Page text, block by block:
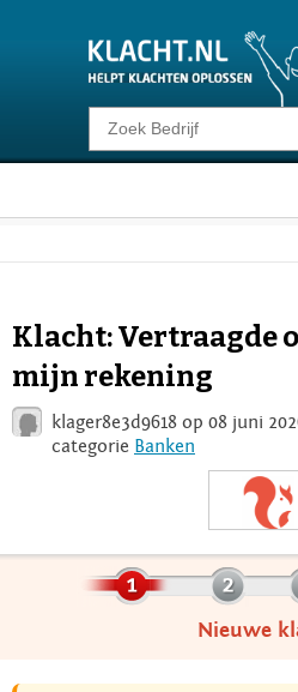
Klacht melden
Consumentenrecht
Voor Bedrijven
Login
Klacht: Vertraagde
mijn rekening
klager8e3d9618 op 08 juni
categorie Banken
Nieuwe